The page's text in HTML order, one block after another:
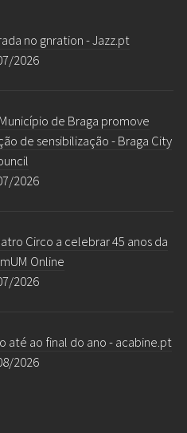
no gnration - Jazz.pt
2026
de Braga promove
de sensibilização - Braga City
2026
Circo a celebrar 45 anos da
Online
2026
até ao final do ano - acabine.pt
2026